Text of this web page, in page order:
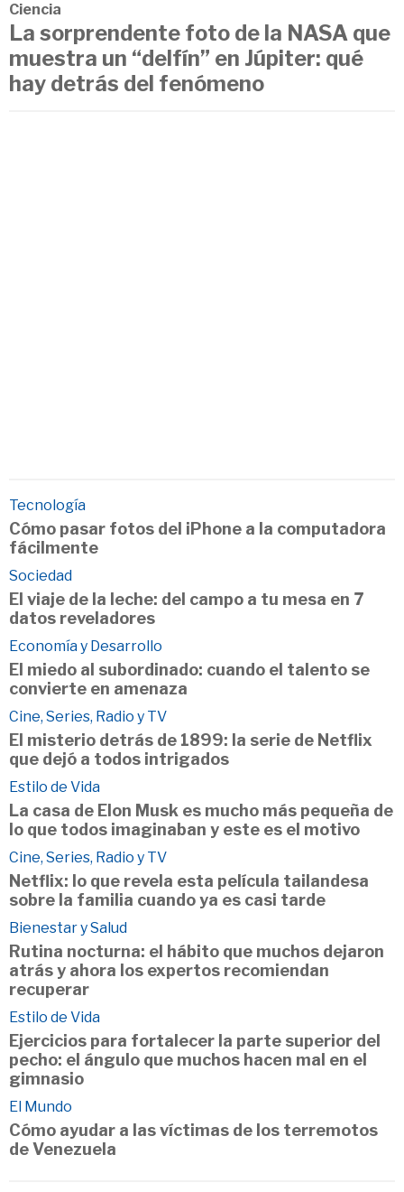
Ciencia
La sorprendente foto de la NASA que
muestra un “delfín” en Júpiter: qué
hay detrás del fenómeno
Tecnología
Cómo pasar fotos del iPhone a la computadora
fácilmente
Sociedad
El viaje de la leche: del campo a tu mesa en 7
datos reveladores
Economía y Desarrollo
El miedo al subordinado: cuando el talento se
convierte en amenaza
Cine, Series, Radio y TV
El misterio detrás de 1899: la serie de Netflix
que dejó a todos intrigados
Estilo de Vida
La casa de Elon Musk es mucho más pequeña de
lo que todos imaginaban y este es el motivo
Cine, Series, Radio y TV
Netflix: lo que revela esta película tailandesa
sobre la familia cuando ya es casi tarde
Bienestar y Salud
Rutina nocturna: el hábito que muchos dejaron
atrás y ahora los expertos recomiendan
recuperar
Estilo de Vida
Ejercicios para fortalecer la parte superior del
pecho: el ángulo que muchos hacen mal en el
gimnasio
El Mundo
Cómo ayudar a las víctimas de los terremotos
de Venezuela